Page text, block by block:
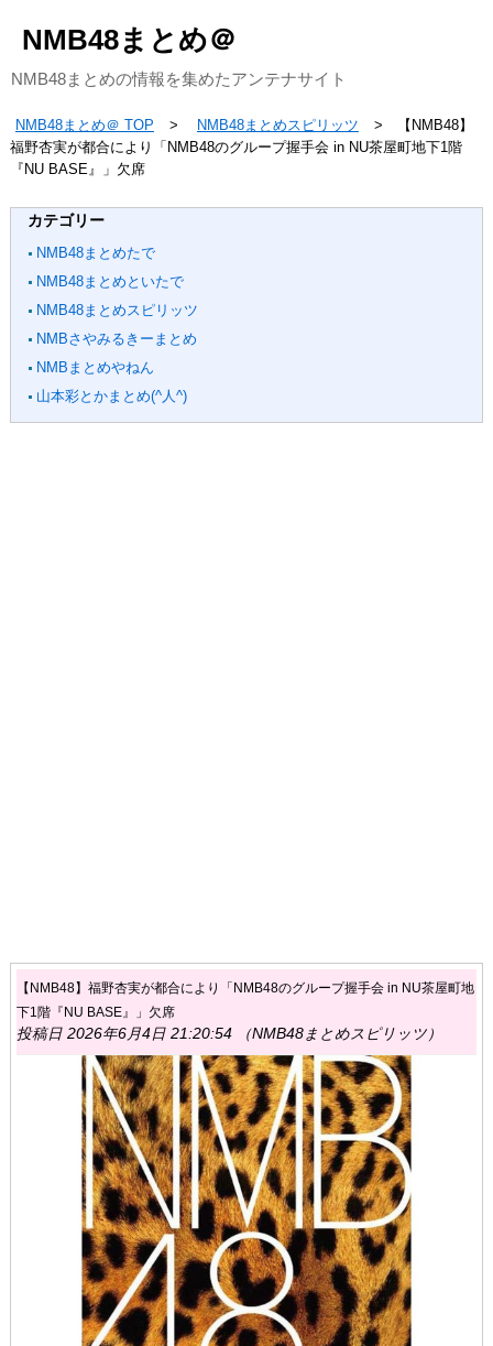
NMB48まとめ＠
NMB48まとめの情報を集めたアンテナサイト
NMB48まとめ＠ TOP NMB48まとめスピリッツ
【NMB48】
福野杏実が都合により「NMB48のグループ握手会 in NU茶屋町地下1階
『NU BASE』」欠席
カテゴリー
NMB48まとめたで
NMB48まとめといたで
NMB48まとめスピリッツ
NMBさやみるきーまとめ
NMBまとめやねん
山本彩とかまとめ(^人^)
【NMB48】福野杏実が都合により「NMB48のグループ握手会 in NU茶屋町地
下1階『NU BASE』」欠席
投稿日 2026年6月4日 21:20:54 （NMB48まとめスピリッツ）